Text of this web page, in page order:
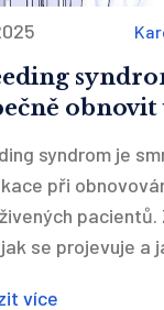
obnovit
syndrom je
při
se projevuje a
více